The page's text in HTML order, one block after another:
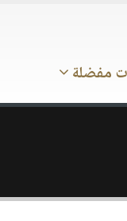
مفضلة